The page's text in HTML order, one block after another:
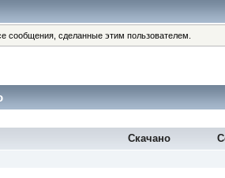
сообщения, сделанные этим пользователем.
Скачано